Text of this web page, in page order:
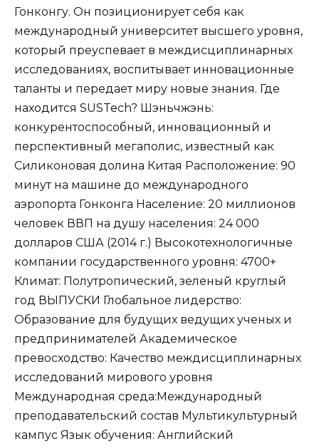
Гонконгу. Он позиционирует себя как
международный университет высшего уровня,
который преуспевает в междисциплинарных
исследованиях, воспитывает инновационные
таланты и передает миру новые знания. Где
находится SUSTech? Шэньчжэнь:
конкурентоспособный, инновационный и
перспективный мегаполис, известный как
Силиконовая долина Китая Расположение: 90
минут на машине до международного
аэропорта Гонконга Население: 20 миллионов
человек ВВП на душу населения: 24 000
долларов США (2014 г.) Высокотехнологичные
компании государственного уровня: 4700+
Климат: Полутропический, зеленый круглый
год ВЫПУСКИ Глобальное лидерство:
Образование для будущих ведущих ученых и
предпринимателей Академическое
превосходство: Качество междисциплинарных
исследований мирового уровня
Международная среда:Международный
преподавательский состав Мультикультурный
кампус Язык обучения: Английский